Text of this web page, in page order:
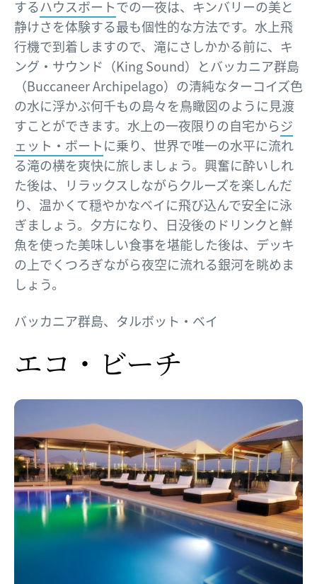
するハウスボートでの一夜は、キンバリーの美と
静けさを体験する最も個性的な方法です。水上飛
行機で到着しますので、滝にさしかかる前に、キ
ング・サウンド（King Sound）とバッカニア群島
（Buccaneer Archipelago）の清純なターコイズ色
の水に浮かぶ何千もの島々を鳥瞰図のように見渡
すことができます。水上の一夜限りの自宅からジ
ェット・ボートに乗り、世界で唯一の水平に流れ
る滝の横を爽快に旅しましょう。興奮に酔いしれ
た後は、リラックスしながらクルーズを楽しんだ
り、温かくて穏やかなベイに飛び込んで安全に泳
ぎましょう。夕方になり、日没後のドリンクと鮮
魚を使った美味しい食事を堪能した後は、デッキ
の上でくつろぎながら夜空に流れる銀河を眺めま
しょう。
バッカニア群島、タルボット・ベイ
エコ・ビーチ